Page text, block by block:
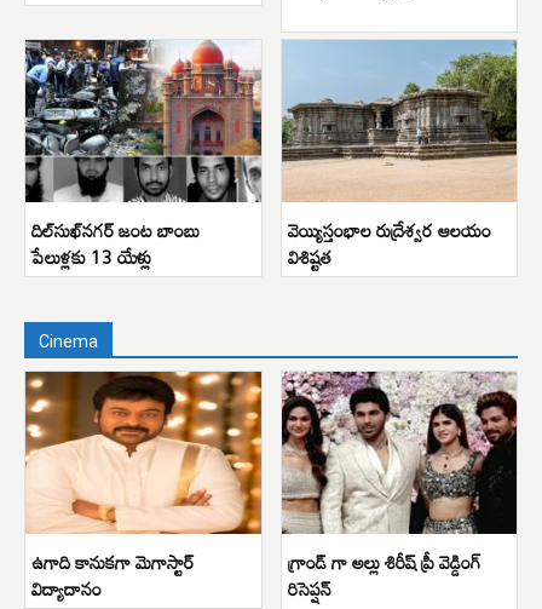
దిల్‌సుఖ్‌నగర్ జంట బాంబు
పేలుళ్లకు 13 యేళ్లు
వెయ్యిస్తంభాల రుద్రేశ్వర ఆలయం
విశిష్టత
Cinema
ఉగాది కానుకగా మెగాస్టార్
విద్యాదానం
గ్రాండ్ గా అల్లు శిరీష్ ప్రీ వెడ్డింగ్
రిసెప్షన్